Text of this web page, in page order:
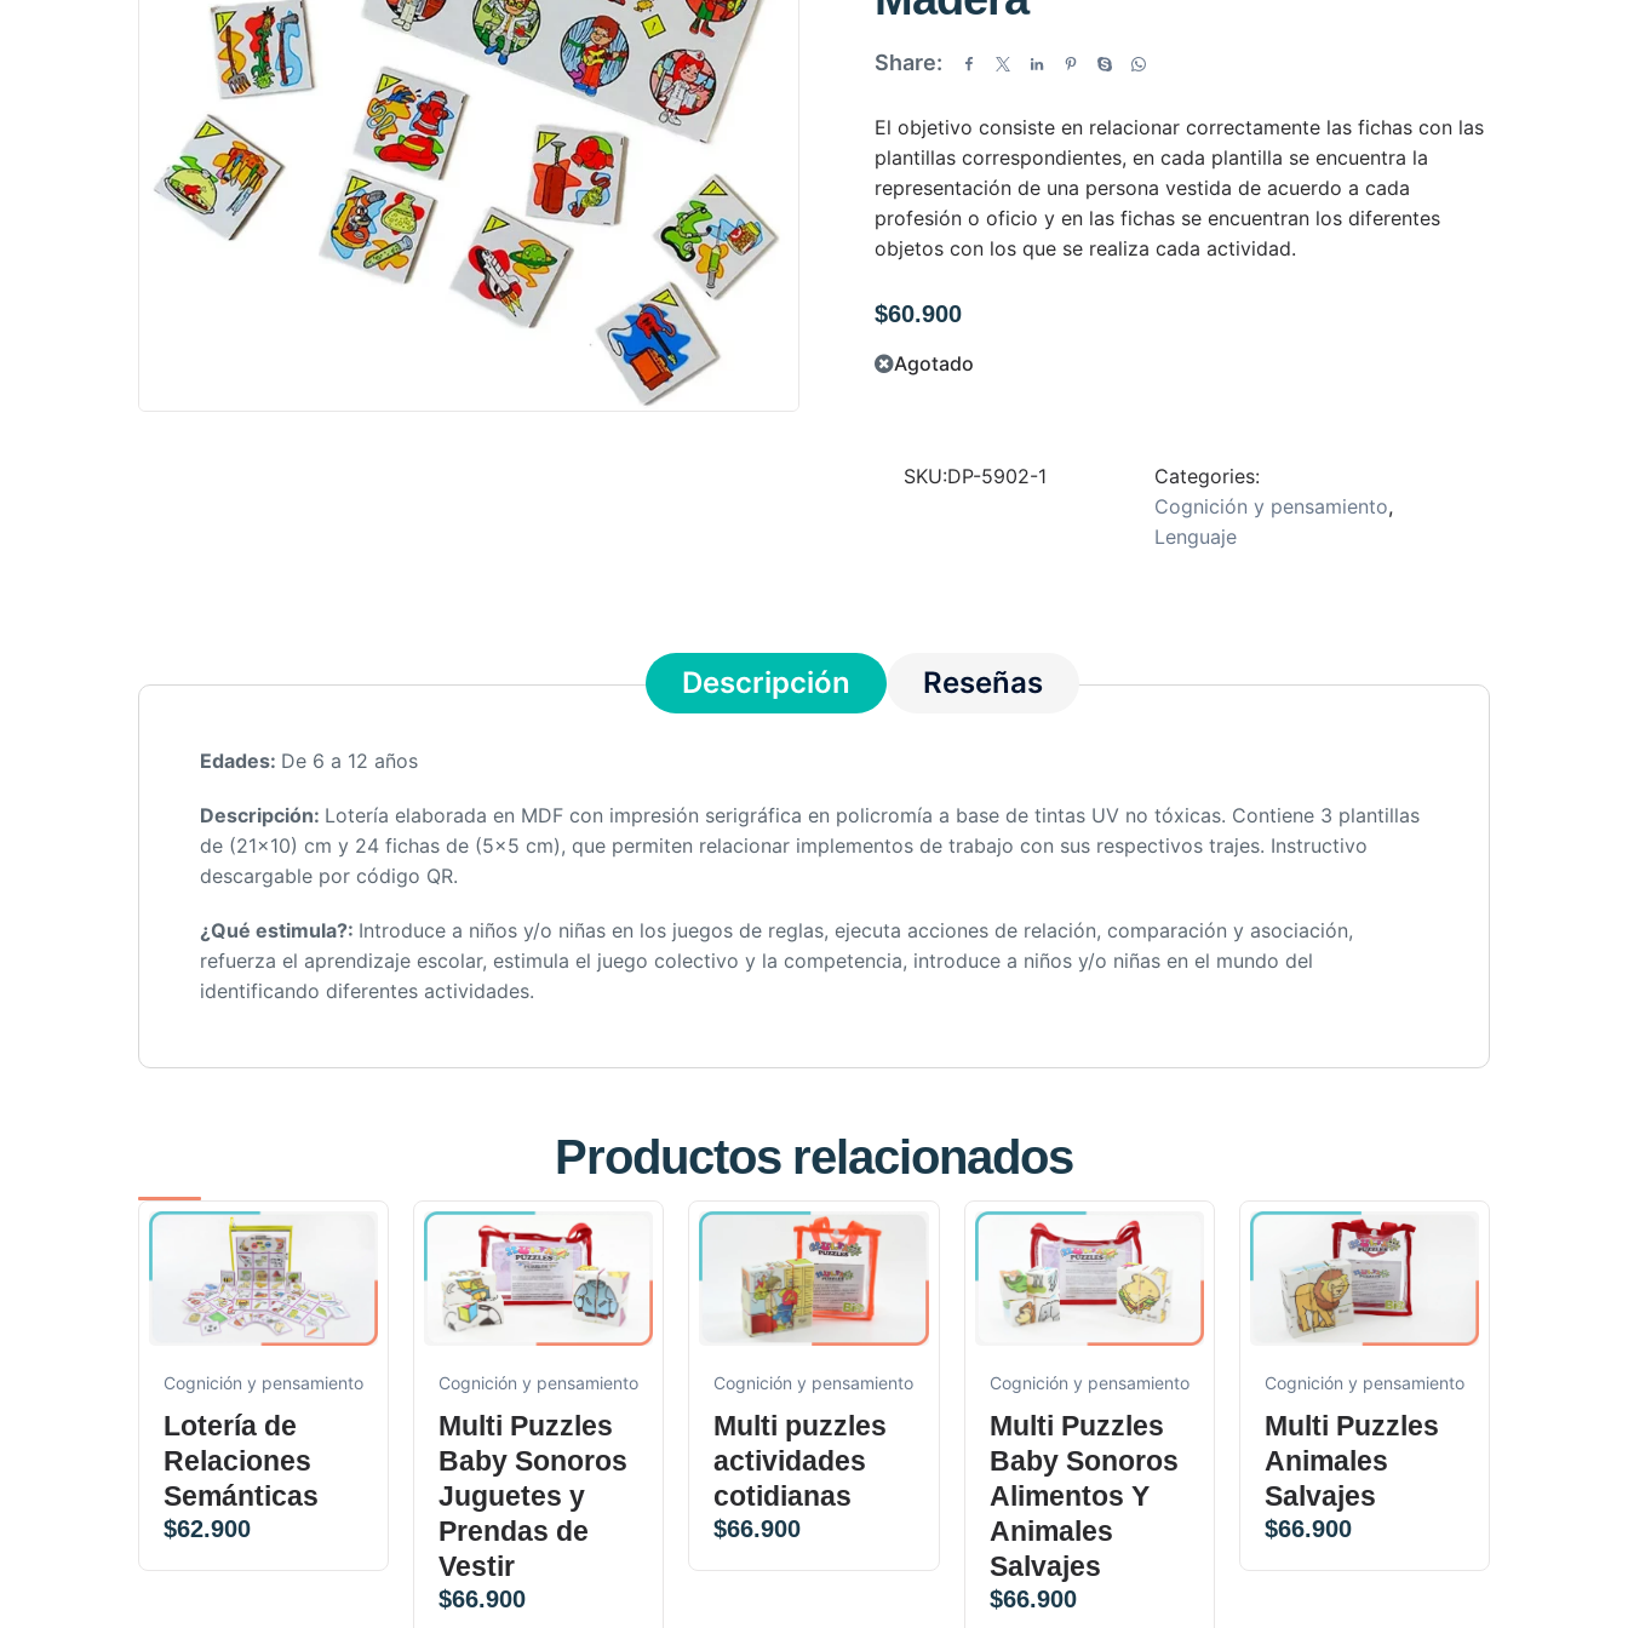
d
e
n
0
d
e
Share:
El objetivo consiste en relacionar correctamente las fichas con las
plantillas correspondientes, en cada plantilla se encuentra la
representación de una persona vestida de acuerdo a cada
profesión o oficio y en las fichas se encuentran los diferentes
objetos con los que se realiza cada actividad.
$60.900
Agotado
SKU:DP-5902-1
Categories:
Cognición y pensamiento,
Lenguaje
Descripción Reseñas
Edades: De 6 a 12 años
Descripción: Lotería elaborada en MDF con impresión serigráfica en policromía a base de tintas UV no tóxicas. Contiene 3 plantillas
de (21×10) cm y 24 fichas de (5×5 cm), que permiten relacionar implementos de trabajo con sus respectivos trajes. Instructivo
descargable por código QR.
¿Qué estimula?: Introduce a niños y/o niñas en los juegos de reglas, ejecuta acciones de relación, comparación y asociación,
refuerza el aprendizaje escolar, estimula el juego colectivo y la competencia, introduce a niños y/o niñas en el mundo del
identificando diferentes actividades.
Productos relacionados
Cognición y pensamiento
Lotería de
Relaciones
Semánticas
$62.900
Cognición y pensamiento
Multi Puzzles
Baby Sonoros
Juguetes y
Prendas de
Vestir
$66.900
Cognición y pensamiento
Multi puzzles
actividades
cotidianas
$66.900
Cognición y pensamiento
Multi Puzzles
Baby Sonoros
Alimentos Y
Animales
Salvajes
$66.900
Cognición y pensamiento
Multi Puzzles
Animales
Salvajes
$66.900